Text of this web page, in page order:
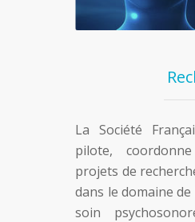
La Société
pilote,
projets de
dans le domaine
soin